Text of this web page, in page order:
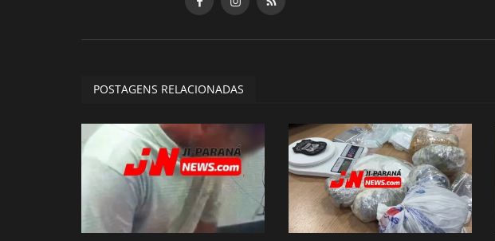
POSTAGENS RELACIONADAS